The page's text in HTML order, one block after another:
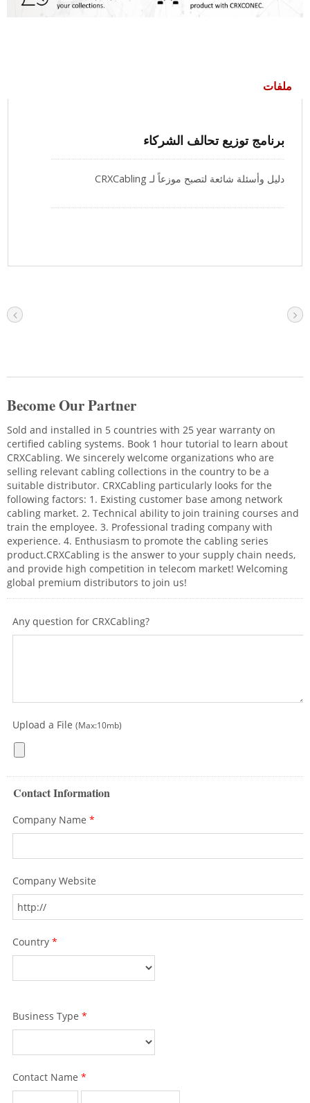
ملفات
برنامج توزيع تحالف الشركاء
دليل وأسئلة شائعة لتصبح موزعاً لـ CRXCabling